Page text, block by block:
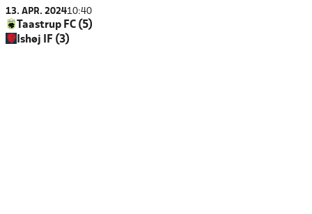
13. APR. 202410:40
Taastrup FC (5)
Ishøj IF (3)